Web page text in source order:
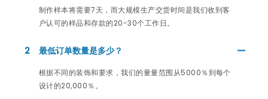
制作样本将需要7天，而大规模生产交货时间是我们收到客
户认可的样品和存款的20-30个工作日。
2 最低订单数量是多少？
根据不同的装饰和要求，我们的量量范围从5000％到每个
设计的20,000％。